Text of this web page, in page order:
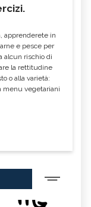
apprenderete in
e pesce per
alcun rischio di
la rettitudine
o alla varietà:
menu vegetariani